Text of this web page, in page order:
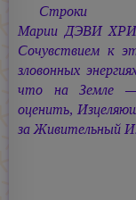
Строки
Марии ДЭВИ
Сочувствием к
зловонных
что на Земле —
оценить,
за Живительный